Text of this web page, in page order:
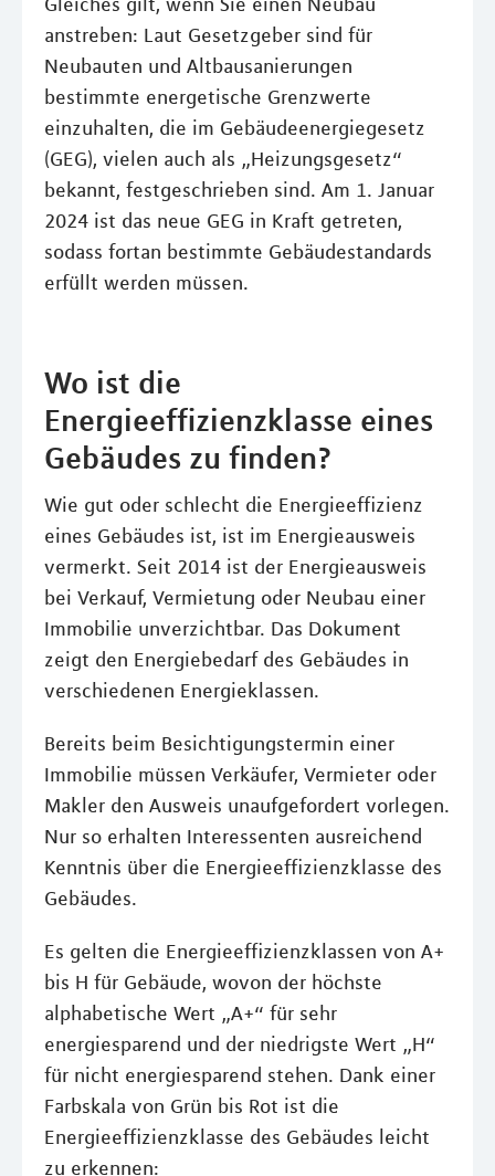
anstreben: Laut Gesetzgeber sind für
Neubauten und Altbausanierungen
bestimmte energetische Grenzwerte
einzuhalten, die im Gebäudeenergiegesetz
(GEG), vielen auch als „Heizungsgesetz“
bekannt, festgeschrieben sind. Am 1. Januar
2024 ist das neue GEG in Kraft getreten,
sodass fortan bestimmte Gebäudestandards
erfüllt werden müssen.
Wo ist die
Energieeffizienzklasse eines
Gebäudes zu finden?
Wie gut oder schlecht die Energieeffizienz
eines Gebäudes ist, ist im Energieausweis
vermerkt. Seit 2014 ist der Energieausweis
bei Verkauf, Vermietung oder Neubau einer
Immobilie unverzichtbar. Das Dokument
zeigt den Energiebedarf des Gebäudes in
verschiedenen Energieklassen.
Bereits beim Besichtigungstermin einer
Immobilie müssen Verkäufer, Vermieter oder
Makler den Ausweis unaufgefordert vorlegen.
Nur so erhalten Interessenten ausreichend
Kenntnis über die Energieeffizienzklasse des
Gebäudes.
Es gelten die Energieeffizienzklassen von A+
bis H für Gebäude, wovon der höchste
alphabetische Wert „A+“ für sehr
energiesparend und der niedrigste Wert „H“
für nicht energiesparend stehen. Dank einer
Farbskala von Grün bis Rot ist die
Energieeffizienzklasse des Gebäudes leicht
zu erkennen: